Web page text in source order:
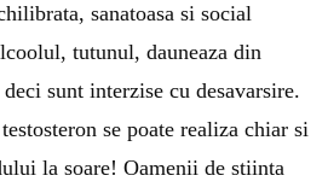
sanatoasa si social
tutunul, dauneaza din
sunt interzise cu desavarsire.
se poate realiza chiar si
la soare! Oamenii de stiinta